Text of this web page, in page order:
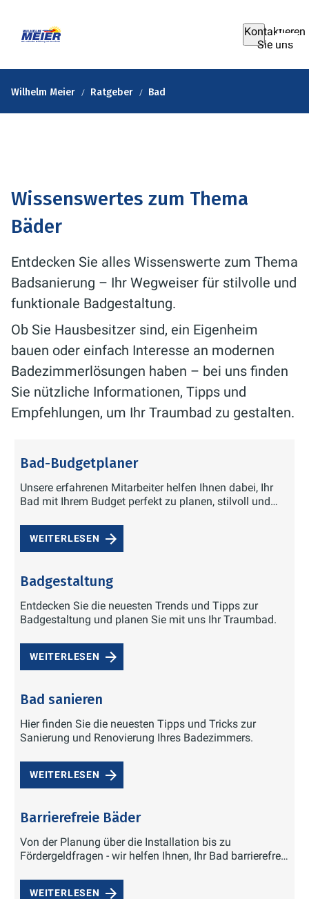
Kontaktieren
Sie uns
Wilhelm Meier Ratgeber Bad
Wissenswertes zum Thema
Bäder
Entdecken Sie alles Wissenswerte zum Thema
Badsanierung – Ihr Wegweiser für stilvolle und
funktionale Badgestaltung.
Ob Sie Hausbesitzer sind, ein Eigenheim
bauen oder einfach Interesse an modernen
Badezimmerlösungen haben – bei uns finden
Sie nützliche Informationen, Tipps und
Empfehlungen, um Ihr Traumbad zu gestalten.
Bad-Budgetplaner
Unsere erfahrenen Mitarbeiter helfen Ihnen dabei, Ihr
Bad mit Ihrem Budget perfekt zu planen, stilvoll und
WEITERLESEN
Badgestaltung
Entdecken Sie die neuesten Trends und Tipps zur
Badgestaltung und planen Sie mit uns Ihr Traumbad.
WEITERLESEN
Bad sanieren
Hier finden Sie die neuesten Tipps und Tricks zur
Sanierung und Renovierung Ihres Badezimmers.
WEITERLESEN
Barrierefreie Bäder
Von der Planung über die Installation bis zu
Fördergeldfragen - wir helfen Ihnen, Ihr Bad barrierefrei
WEITERLESEN